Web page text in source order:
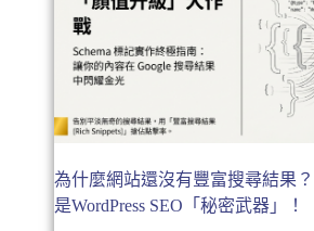
為什麼網站還沒有豐富搜尋結果？
是WordPress SEO「秘密武器」！